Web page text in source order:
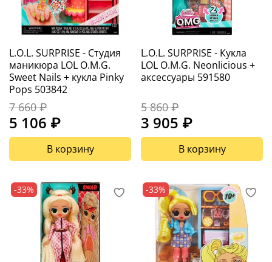
L.O.L. SURPRISE - Студия
маникюра LOL O.M.G.
Sweet Nails + кукла Pinky
Pops 503842
7 660 ₽
5 106 ₽
В корзину
L.O.L. SURPRISE - Кукла
LOL O.M.G. Neonlicious +
аксессуары 591580
5 860 ₽
3 905 ₽
В корзину
-33% -33%